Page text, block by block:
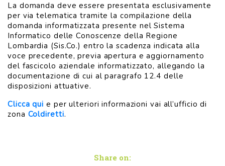
La domanda deve essere presentata esclusivamente
per via telematica tramite la compilazione della
domanda informatizzata presente nel Sistema
Informatico delle Conoscenze della Regione
Lombardia (Sis.Co.) entro la scadenza indicata alla
voce precedente, previa apertura e aggiornamento
del fascicolo aziendale informatizzato, allegando la
documentazione di cui al paragrafo 12.4 delle
disposizioni attuative.
Clicca qui e per ulteriori informazioni vai all’ufficio di
zona Coldiretti.
Share on: